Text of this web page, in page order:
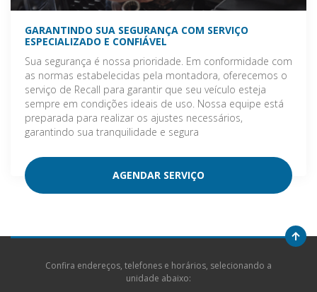
GARANTINDO SUA SEGURANÇA COM SERVIÇO
ESPECIALIZADO E CONFIÁVEL
Sua segurança é nossa prioridade. Em conformidade com
as normas estabelecidas pela montadora, oferecemos o
serviço de Recall para garantir que seu veículo esteja
sempre em condições ideais de uso. Nossa equipe está
preparada para realizar os ajustes necessários,
garantindo sua tranquilidade e segura
AGENDAR SERVIÇO
Confira endereços, telefones e horários, selecionando a
unidade abaixo: